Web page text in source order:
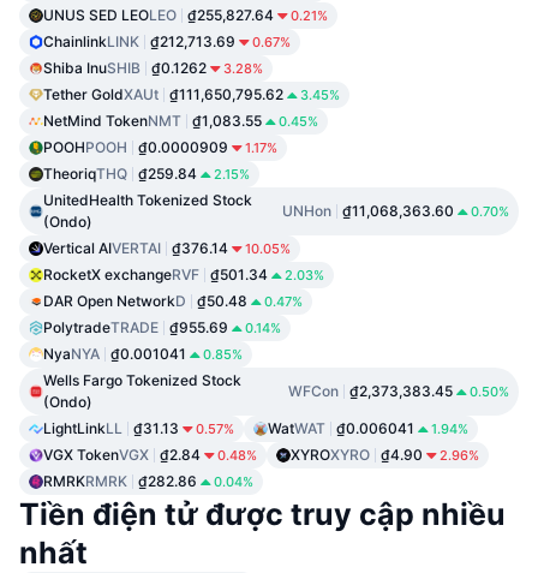
UNUS SED LEOLEO ₫255,827.64 0.21%
ChainlinkLINK ₫212,713.69 0.67%
Shiba InuSHIB ₫0.1262 3.28%
Tether GoldXAUt ₫111,650,795.62 3.45%
NetMind TokenNMT ₫1,083.55 0.45%
POOHPOOH ₫0.0000909 1.17%
TheoriqTHQ ₫259.84 2.15%
UnitedHealth Tokenized Stock
(Ondo)
UNHon ₫11,068,363.60 0.70%
Vertical AIVERTAI ₫376.14 10.05%
RocketX exchangeRVF ₫501.34 2.03%
DAR Open NetworkD ₫50.48 0.47%
PolytradeTRADE ₫955.69 0.14%
NyaNYA ₫0.001041 0.85%
Wells Fargo Tokenized Stock
(Ondo)
WFCon ₫2,373,383.45 0.50%
LightLinkLL ₫31.13 0.57% WatWAT ₫0.006041 1.94%
VGX TokenVGX ₫2.84 0.48% XYROXYRO ₫4.90 2.96%
RMRKRMRK ₫282.86 0.04%
Tiền điện tử được truy cập nhiều
nhất